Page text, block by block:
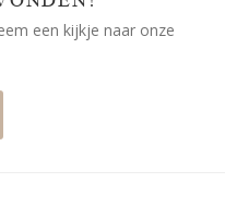
een kijkje naar onze